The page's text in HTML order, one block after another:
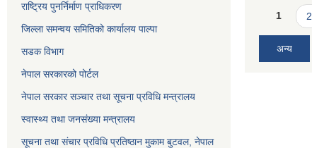
राष्ट्रिय पुनर्निर्माण प्राधिकरण
जिल्ला समन्वय समितिको कार्यालय पाल्पा
सडक विभाग
नेपाल सरकारको पोर्टल
नेपाल सरकार सञ्‍चार तथा सूचना प्रविधि मन्त्रालय
स्वास्थ्य तथा जनसंख्या मन्त्रालय
सूचना तथा संचार प्रविधि प्रतिष्ठान मुकाम बुटवल, नेपाल
Pages
1 2
अन्य